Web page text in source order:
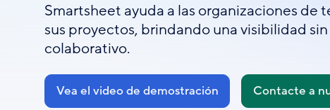
Smartsheet ayuda a las organizaciones de
sus proyectos, brindando una visibilidad
colaborativo.
Vea el video de demostración Contacte a